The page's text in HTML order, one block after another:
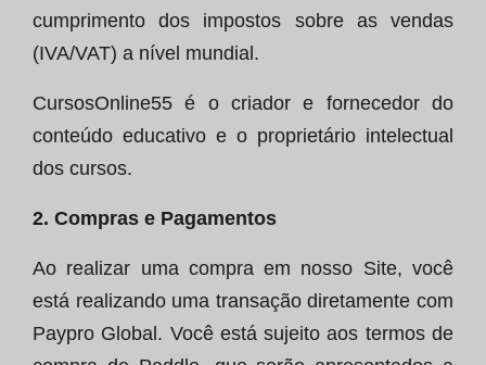
cumprimento dos impostos sobre as vendas
(IVA/VAT) a nível mundial.
CursosOnline55 é o criador e fornecedor do
conteúdo educativo e o proprietário intelectual
dos cursos.
2. Compras e Pagamentos
Ao realizar uma compra em nosso Site, você
está realizando uma transação diretamente com
Paypro Global. Você está sujeito aos termos de